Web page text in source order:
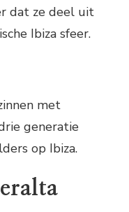
dat ze deel uit
Ibiza sfeer.
met
generatie
op Ibiza.